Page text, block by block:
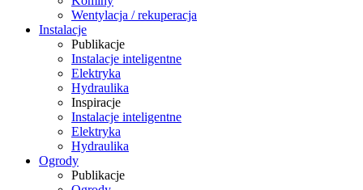
Wentylacja / rekuperacja
Instalacje
Publikacje
Instalacje inteligentne
Elektryka
Hydraulika
Inspiracje
Instalacje inteligentne
Elektryka
Hydraulika
Ogrody
Publikacje